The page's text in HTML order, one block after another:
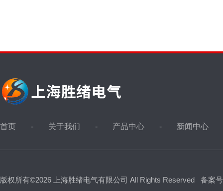
首页 关于我们 产品中心 新闻中心
版权所有©2026 上海胜绪电气有限公司 All Rights Reserved 备案